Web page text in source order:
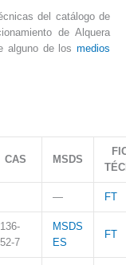
del catálogo de
de Alquera
alguno de los medios
CAS MSDS
— FT
136-
52-7
MSDS
ES
FT